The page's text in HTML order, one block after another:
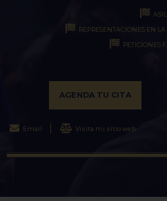
REPRESENTACIONES EN
PETICIONES
AGENDA TU CITA
Email Visita mi sitio web